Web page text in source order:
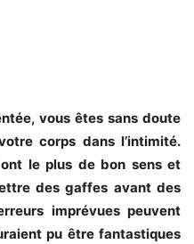
vous êtes sans doute
corps dans l’intimité.
le plus de bon sens et
des gaffes avant des
imprévues peuvent
pu être fantastiques